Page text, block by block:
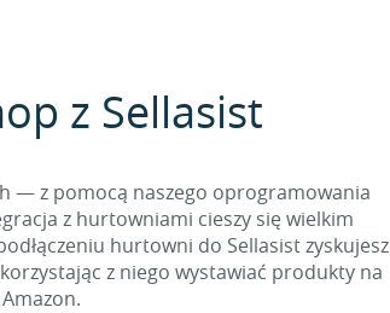
z Sellasist
— z pomocą naszego oprogramowania
z hurtowniami cieszy się wielkim
hurtowni do Sellasist zyskujesz
z niego wystawiać produkty na